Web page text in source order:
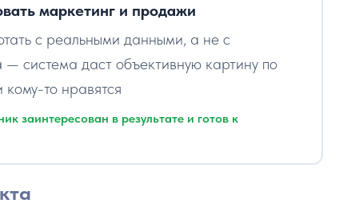
маркетинг и продажи
с реальными данными, а не с
система даст объективную картину по
то нравятся
заинтересован в результате и готов к